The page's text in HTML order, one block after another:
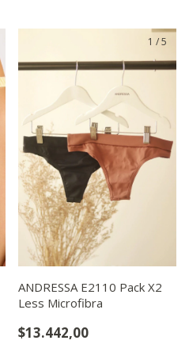
1 /5
ANDRESSA E2110 Pack X2
Less Microfibra
$13.442,00